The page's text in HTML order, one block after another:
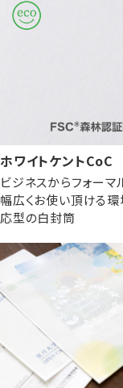
ホワイトケントCoC
ビジネスからフォーマ
幅広くお使い頂ける
応型の白封筒